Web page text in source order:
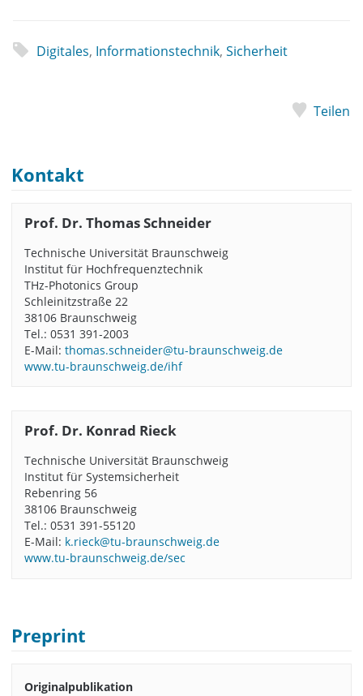
Digitales, Informationstechnik, Sicherheit
Teilen
Kontakt
Prof. Dr. Thomas Schneider
Technische Universität Braunschweig
Institut für Hochfrequenztechnik
THz-Photonics Group
Schleinitzstraße 22
38106 Braunschweig
Tel.: 0531 391-2003
E-Mail: thomas.schneider@tu-braunschweig.de
www.tu-braunschweig.de/ihf
Prof. Dr. Konrad Rieck
Technische Universität Braunschweig
Institut für Systemsicherheit
Rebenring 56
38106 Braunschweig
Tel.: 0531 391-55120
E-Mail: k.rieck@tu-braunschweig.de
www.tu-braunschweig.de/sec
Preprint
Originalpublikation